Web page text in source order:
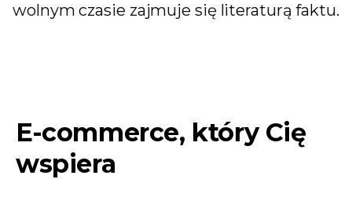
wolnym czasie zajmuje się literaturą faktu.
E-commerce, który Cię
wspiera